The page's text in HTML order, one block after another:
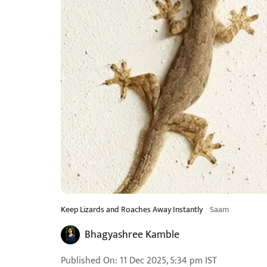
Keep Lizards and Roaches Away Instantly Saam
Bhagyashree Kamble
Published On: 11 Dec 2025, 5:34 pm IST